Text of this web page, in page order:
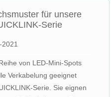
für unsere
Serie
von LED-Mini-Spots
Verkabelung geeignet
Serie. Sie eignen